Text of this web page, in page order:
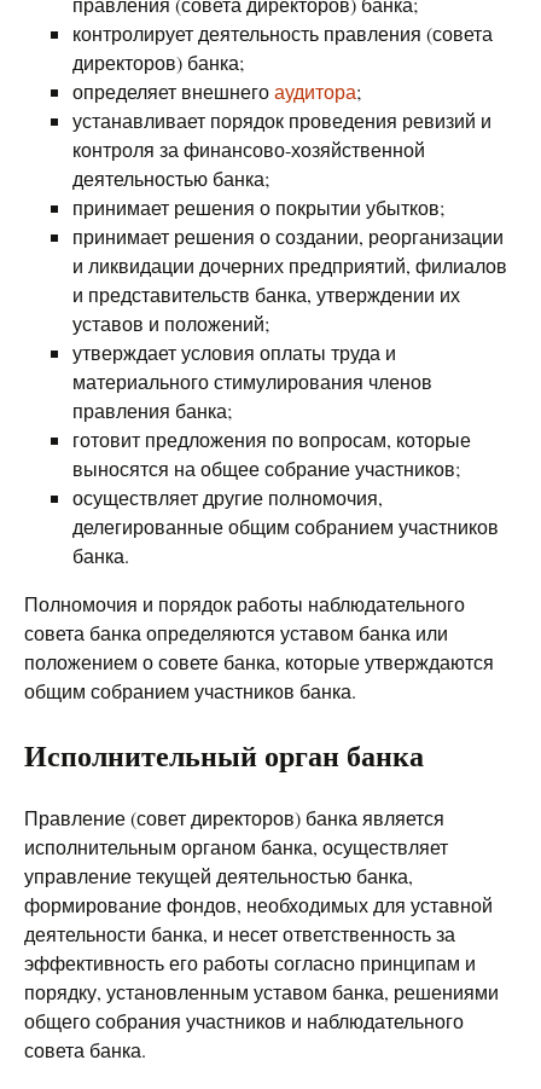
контролирует деятельность правления (совета
директоров) банка;
определяет внешнегоаудитора;
устанавливает порядок проведения ревизий и
контроля за финансово-хозяйственной
деятельностью банка;
принимает решения о покрытии убытков;
принимает решения о создании, реорганизации
и ликвидации дочерних предприятий, филиалов
и представительств банка, утверждении их
уставов и положений;
утверждает условия оплаты труда и
материального стимулирования членов
правления банка;
готовит предложения по вопросам, которые
выносятся на общее собрание участников;
осуществляет другие полномочия,
делегированные общим собранием участников
банка.
Полномочия и порядок работы наблюдательного
совета банка определяются уставом банка или
положением о совете банка, которые утверждаются
общим собранием участников банка.
Исполнительный орган банка
Правление (совет директоров) банка является
исполнительным органом банка, осуществляет
управление текущей деятельностью банка,
формирование фондов, необходимых для уставной
деятельности банка, и несет ответственность за
эффективность его работы согласно принципам и
порядку, установленным уставом банка, решениями
общего собрания участников и наблюдательного
совета банка.